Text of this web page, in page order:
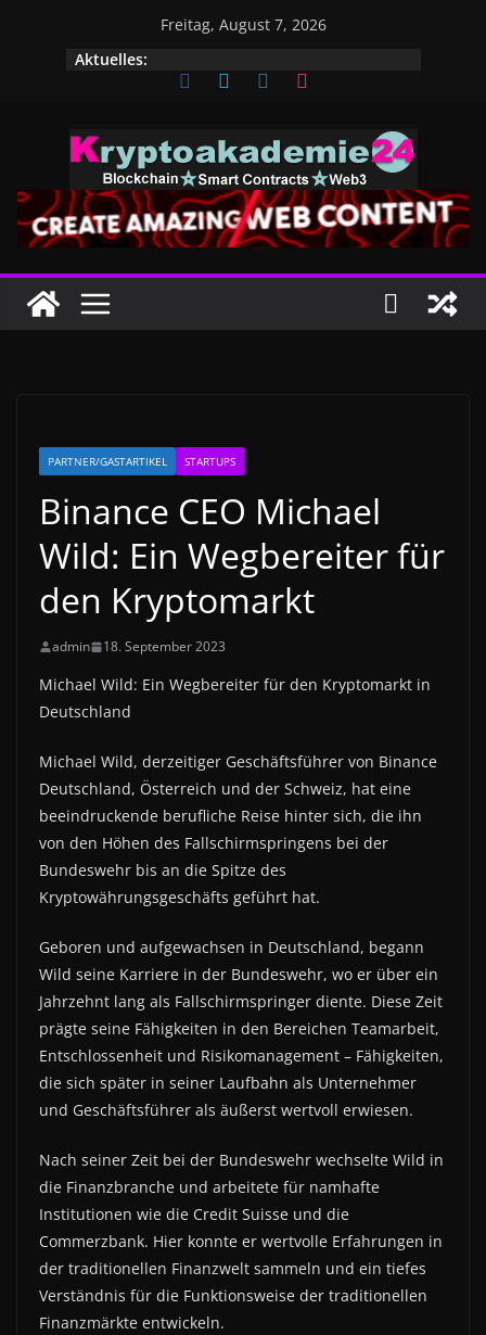
Freitag, August 7, 2026
Aktuelles:
PARTNER/GASTARTIKEL STARTUPS
Binance CEO Michael
Wild: Ein Wegbereiter für
den Kryptomarkt
admin 18. September 2023
Michael Wild: Ein Wegbereiter für den Kryptomarkt in
Deutschland
Michael Wild, derzeitiger Geschäftsführer von Binance
Deutschland, Österreich und der Schweiz, hat eine
beeindruckende berufliche Reise hinter sich, die ihn
von den Höhen des Fallschirmspringens bei der
Bundeswehr bis an die Spitze des
Kryptowährungsgeschäfts geführt hat.
Geboren und aufgewachsen in Deutschland, begann
Wild seine Karriere in der Bundeswehr, wo er über ein
Jahrzehnt lang als Fallschirmspringer diente. Diese Zeit
prägte seine Fähigkeiten in den Bereichen Teamarbeit,
Entschlossenheit und Risikomanagement – Fähigkeiten,
die sich später in seiner Laufbahn als Unternehmer
und Geschäftsführer als äußerst wertvoll erwiesen.
Nach seiner Zeit bei der Bundeswehr wechselte Wild in
die Finanzbranche und arbeitete für namhafte
Institutionen wie die Credit Suisse und die
Commerzbank. Hier konnte er wertvolle Erfahrungen in
der traditionellen Finanzwelt sammeln und ein tiefes
Verständnis für die Funktionsweise der traditionellen
Finanzmärkte entwickeln.